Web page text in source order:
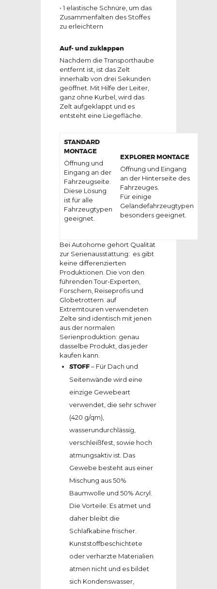
• 1 elastische Schnüre, um das
Zusammenfalten des Stoffes
zu erleichtern
Auf- und zuklappen
Nachdem die Transporthaube
entfernt ist, ist das Zelt
innerhalb von drei Sekunden
geöffnet. Mit Hilfe der Leiter,
ganz ohne Kurbel, wird das
Zelt aufgeklappt und es
entsteht eine Liegefläche.
STANDARD
MONTAGE
Öffnung und
Eingang an der
Fahrzeugseite.
Diese Lösung
ist für alle
Fahrzeugtypen
geeignet.
EXPLORER MONTAGE
Öffnung und Eingang
an der Hinterseite des
Fahrzeuges.
Für einige
Geländefahrzeugtypen
besonders geeignet.
Bei Autohome gehört Qualität
zur Serienausstattung: es gibt
keine differenzierten
Produktionen. Die von den
führenden Tour-Experten,
Forschern, Reiseprofis und
Globetrottern auf
Extremtouren verwendeten
Zelte sind identisch mit jenen
aus der normalen
Serienproduktion: genau
dasselbe Produkt, das jeder
kaufen kann.
STOFF– Für Dach und
Seitenwände wird eine
einzige Gewebeart
verwendet, die sehr schwer
(420 g/qm),
wasserundurchlässig,
verschleißfest, sowie hoch
atmungsaktiv ist. Das
Gewebe besteht aus einer
Mischung aus 50%
Baumwolle und 50% Acryl.
Die Vorteile: Es atmet und
daher bleibt die
Schlafkabine frischer.
Kunststoffbeschichtete
oder verharzte Materialien
atmen nicht und es bildet
sich Kondenswasser,